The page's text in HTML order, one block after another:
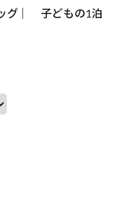
ッグ｜ 子どもの1泊